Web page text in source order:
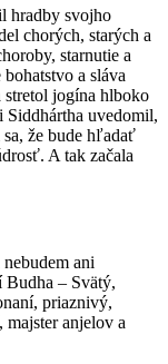
hradby svojho
chorých, starých a
starnutie a
a sláva
stretol jogína hlboko
Siddhártha uvedomil,
že bude hľadať
A tak začala
ani
Budha – Svätý,
priaznivý,
anjelov a